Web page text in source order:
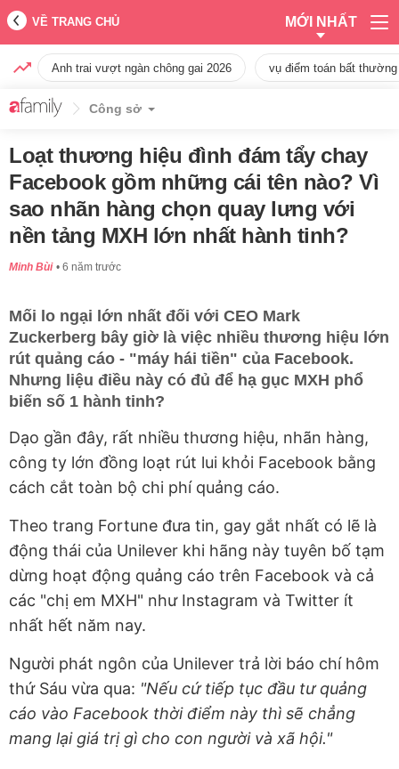
VỀ TRANG CHỦ MỚI NHẤT
Anh trai vượt ngàn chông gai 2026 vụ điểm toán bất
Công sở
Loạt thương hiệu đình đám tẩy chay
Facebook gồm những cái tên nào? Vì
sao nhãn hàng chọn quay lưng với
nền tảng MXH lớn nhất hành tinh?
Minh Bùi 6 năm trước
Mối lo ngại lớn nhất đối với CEO Mark
Zuckerberg bây giờ là việc nhiều thương hiệu lớn
rút quảng cáo - "máy hái tiền" của Facebook.
Nhưng liệu điều này có đủ để hạ gục MXH phổ
biến số 1 hành tinh?
Dạo gần đây, rất nhiều thương hiệu, nhãn hàng,
công ty lớn đồng loạt rút lui khỏi Facebook bằng
cách cắt toàn bộ chi phí quảng cáo.
Theo trang Fortune đưa tin, gay gắt nhất có lẽ là
động thái của Unilever khi hãng này tuyên bố tạm
dừng hoạt động quảng cáo trên Facebook và cả
các "chị em MXH" như Instagram và Twitter ít
nhất hết năm nay.
Người phát ngôn của Unilever trả lời báo chí hôm
thứ Sáu vừa qua: "Nếu cứ tiếp tục đầu tư quảng
cáo vào Facebook thời điểm này thì sẽ chẳng
mang lại giá trị gì cho con người và xã hội."